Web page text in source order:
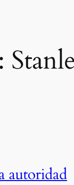
autoridad